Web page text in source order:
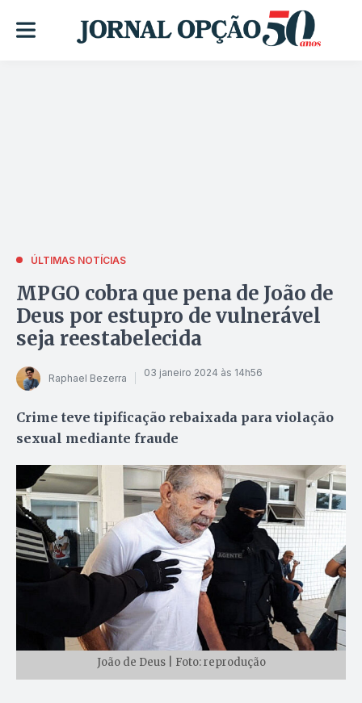
ÚLTIMAS NOTÍCIAS
MPGO cobra que pena de João de
Deus por estupro de vulnerável
seja reestabelecida
Raphael Bezerra 03 janeiro 2024 às 14h56
Crime teve tipificação rebaixada para violação
sexual mediante fraude
João de Deus | Foto: reprodução